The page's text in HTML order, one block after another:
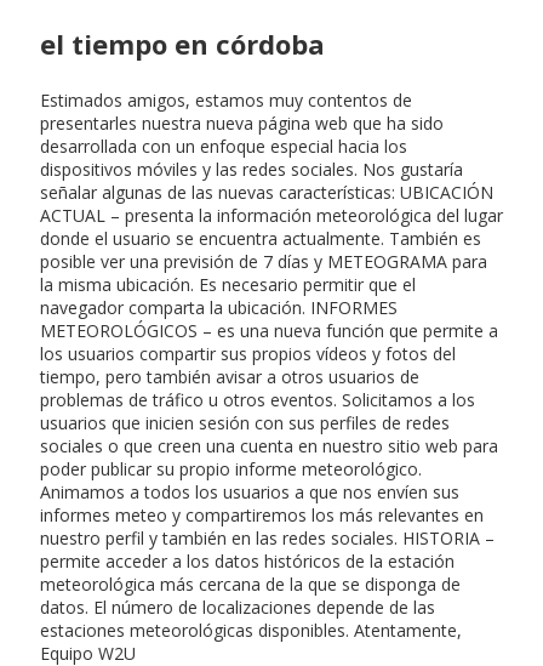
el tiempo en córdoba
Estimados amigos, estamos muy contentos de
presentarles nuestra nueva página web que ha sido
desarrollada con un enfoque especial hacia los
dispositivos móviles y las redes sociales. Nos gustaría
señalar algunas de las nuevas características: UBICACIÓN
ACTUAL – presenta la información meteorológica del lugar
donde el usuario se encuentra actualmente. También es
posible ver una previsión de 7 días y METEOGRAMA para
la misma ubicación. Es necesario permitir que el
navegador comparta la ubicación. INFORMES
METEOROLÓGICOS – es una nueva función que permite a
los usuarios compartir sus propios vídeos y fotos del
tiempo, pero también avisar a otros usuarios de
problemas de tráfico u otros eventos. Solicitamos a los
usuarios que inicien sesión con sus perfiles de redes
sociales o que creen una cuenta en nuestro sitio web para
poder publicar su propio informe meteorológico.
Animamos a todos los usuarios a que nos envíen sus
informes meteo y compartiremos los más relevantes en
nuestro perfil y también en las redes sociales. HISTORIA –
permite acceder a los datos históricos de la estación
meteorológica más cercana de la que se disponga de
datos. El número de localizaciones depende de las
estaciones meteorológicas disponibles. Atentamente,
Equipo W2U